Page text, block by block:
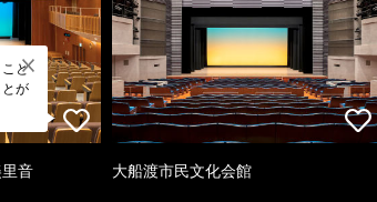
と
が
音 大船渡市民文化会館